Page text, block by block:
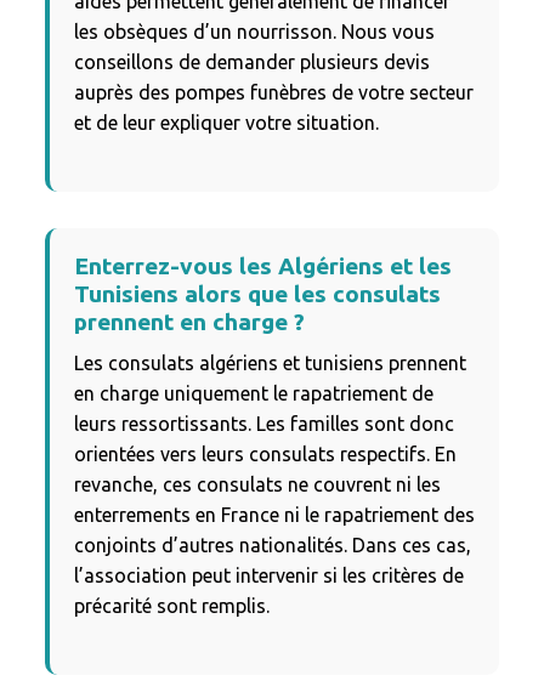
les obsèques d’un nourrisson. Nous vous
conseillons de demander plusieurs devis
auprès des pompes funèbres de votre secteur
et de leur expliquer votre situation.
Enterrez-vous les Algériens et les
Tunisiens alors que les consulats
prennent en charge ?
Les consulats algériens et tunisiens prennent
en charge uniquement le rapatriement de
leurs ressortissants. Les familles sont donc
orientées vers leurs consulats respectifs. En
revanche, ces consulats ne couvrent ni les
enterrements en France ni le rapatriement des
conjoints d’autres nationalités. Dans ces cas,
l’association peut intervenir si les critères de
précarité sont remplis.